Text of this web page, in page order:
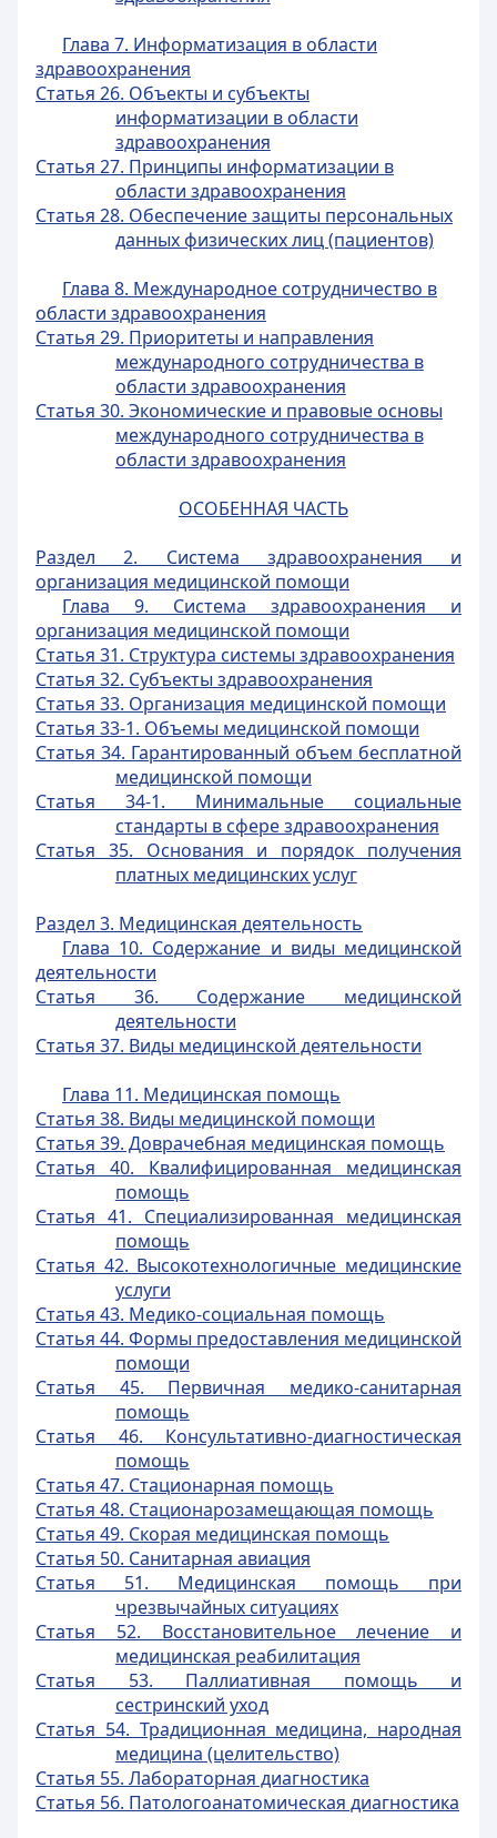
Глава 7. Информатизация в области
здравоохранения
Статья 26. Объекты и субъекты
информатизации в области
здравоохранения
Статья 27. Принципы информатизации в
области здравоохранения
Статья 28. Обеспечение защиты персональных
данных физических лиц (пациентов)
Глава 8. Международное сотрудничество в
области здравоохранения
Статья 29. Приоритеты и направления
международного сотрудничества в
области здравоохранения
Статья 30. Экономические и правовые основы
международного сотрудничества в
области здравоохранения
ОСОБЕННАЯ ЧАСТЬ
Раздел 2. Система здравоохранения и
организация медицинской помощи
Глава 9. Система здравоохранения и
организация медицинской помощи
Статья 31. Структура системы здравоохранения
Статья 32. Субъекты здравоохранения
Статья 33. Организация медицинской помощи
Статья 33-1. Объемы медицинской помощи
Статья 34. Гарантированный объем бесплатной
медицинской помощи
Статья 34-1. Минимальные социальные
стандарты в сфере здравоохранения
Статья 35. Основания и порядок получения
платных медицинских услуг
Раздел 3. Медицинская деятельность
Глава 10. Содержание и виды медицинской
деятельности
Статья 36. Содержание медицинской
деятельности
Статья 37. Виды медицинской деятельности
Глава 11. Медицинская помощь
Статья 38. Виды медицинской помощи
Статья 39. Доврачебная медицинская помощь
Статья 40. Квалифицированная медицинская
помощь
Статья 41. Специализированная медицинская
помощь
Статья 42. Высокотехнологичные медицинские
услуги
Статья 43. Медико-социальная помощь
Статья 44. Формы предоставления медицинской
помощи
Статья 45. Первичная медико-санитарная
помощь
Статья 46. Консультативно-диагностическая
помощь
Статья 47. Стационарная помощь
Статья 48. Стационарозамещающая помощь
Статья 49. Скорая медицинская помощь
Статья 50. Санитарная авиация
Статья 51. Медицинская помощь при
чрезвычайных ситуациях
Статья 52. Восстановительное лечение и
медицинская реабилитация
Статья 53. Паллиативная помощь и
сестринский уход
Статья 54. Традиционная медицина, народная
медицина (целительство)
Статья 55. Лабораторная диагностика
Статья 56. Патологоанатомическая диагностика